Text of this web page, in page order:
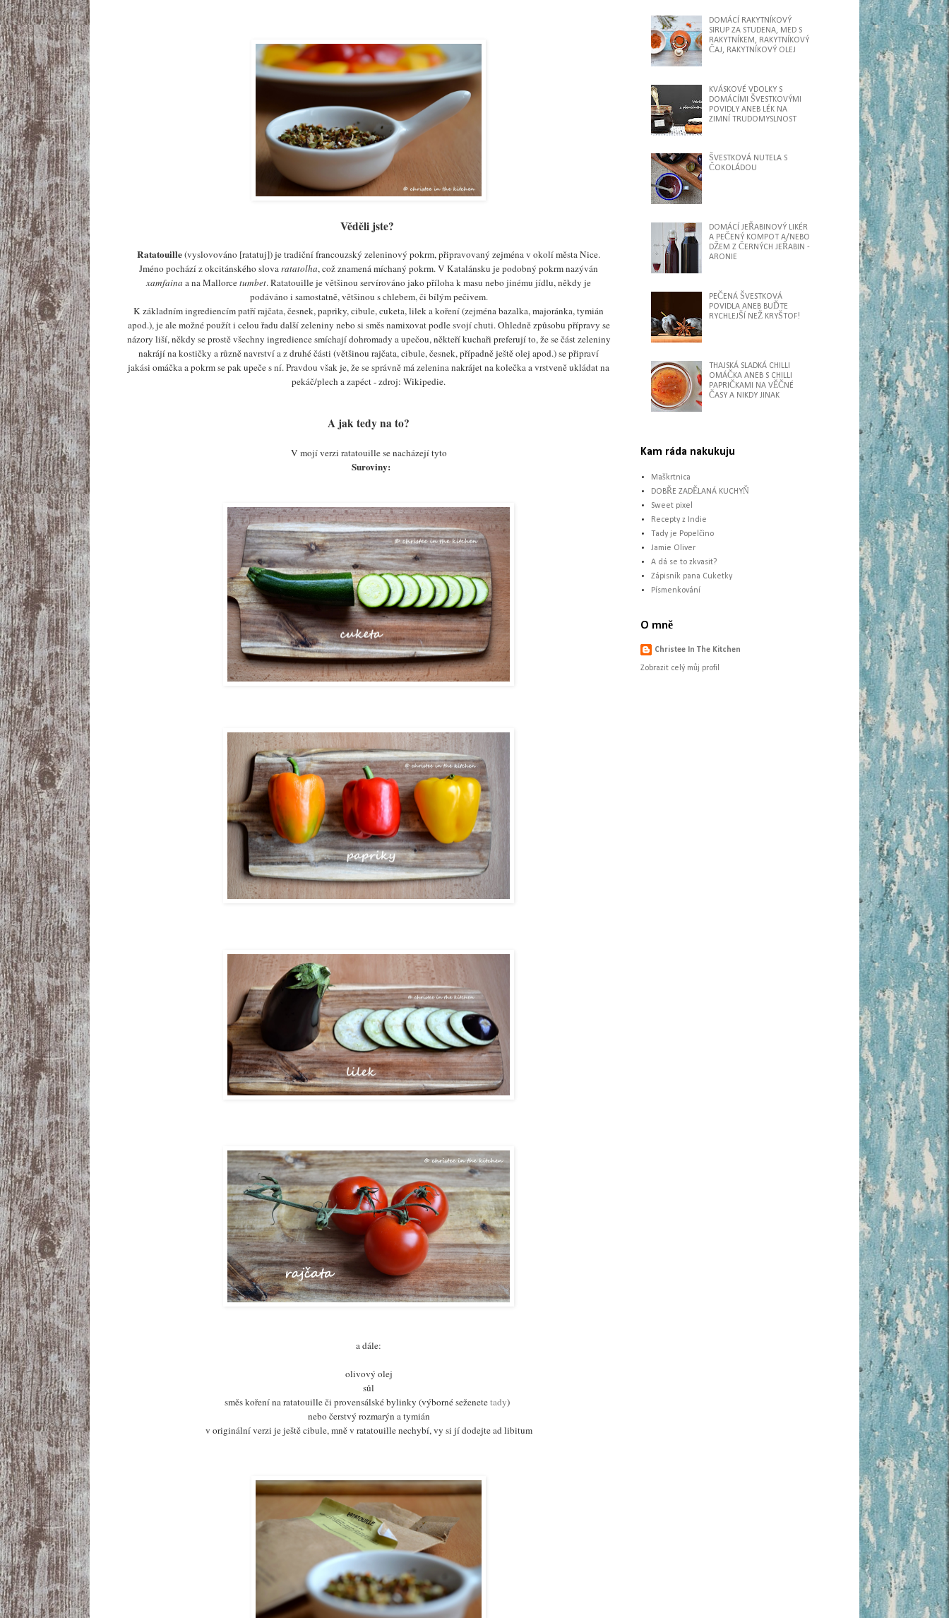
Věděli jste?
Ratatouille(vyslovováno [ratatuj]) je tradiční francouzský zeleninový pokrm, připravovaný zejména v okolí města Nice.
Jméno pochází z okcitánského slovaratatolha, což znamená míchaný pokrm. V Katalánsku je podobný pokrm nazýván
xamfaina a na Mallorcetumbet. Ratatouille je většinou servírováno jako příloha k masu nebo jinému jídlu, někdy je
podáváno i samostatně, většinou s chlebem, či bílým pečivem.
K základním ingrediencím patří rajčata, česnek, papriky, cibule, cuketa, lilek a koření (zejména bazalka, majoránka, tymián
apod.), je ale možné použít i celou řadu další zeleniny nebo si směs namixovat podle svojí chuti. Ohledně způsobu přípravy se
názory liší, někdy se prostě všechny ingredience smíchají dohromady a upečou, někteří kuchaři preferují to, že se část zeleniny
nakrájí na kostičky a různě navrství a z druhé části (většinou rajčata, cibule, česnek, případně ještě olej apod.) se připraví
jakási omáčka a pokrm se pak upeče s ní. Pravdou však je, že se správně má zelenina nakrájet na kolečka a vrstveně ukládat na
pekáč/plech a zapéct - zdroj: Wikipedie.
A jak tedy na to?
V mojí verzi ratatouille se nacházejí tyto
Suroviny:
a dále:
olivový olej
sůl
směs koření na ratatouille či provensálské bylinky (výborné seženetetady)
nebo čerstvý rozmarýn a tymián
v originální verzi je ještě cibule, mně v ratatouille nechybí, vy si jí dodejte ad libitum
DOMÁCÍ RAKYTNÍKOVÝ
SIRUP ZA STUDENA, MED S
RAKYTNÍKEM, RAKYTNÍKOVÝ
ČAJ, RAKYTNÍKOVÝ OLEJ
KVÁSKOVÉ VDOLKY S
DOMÁCÍMI ŠVESTKOVÝMI
POVIDLY ANEB LÉK NA
ZIMNÍ TRUDOMYSLNOST
ŠVESTKOVÁ NUTELA S
ČOKOLÁDOU
DOMÁCÍ JEŘABINOVÝ LIKÉR
A PEČENÝ KOMPOT A/NEBO
DŽEM Z ČERNÝCH JEŘABIN -
ARONIE
PEČENÁ ŠVESTKOVÁ
POVIDLA ANEB BUĎTE
RYCHLEJŠÍ NEŽ KRYŠTOF!
THAJSKÁ SLADKÁ CHILLI
OMÁČKA ANEB S CHILLI
PAPRIČKAMI NA VĚČNÉ
ČASY A NIKDY JINAK
Kam ráda nakukuju
Maškrtnica
DOBŘE ZADĚLANÁ KUCHYŇ
Sweet pixel
Recepty z Indie
Tady je Popelčino
Jamie Oliver
A dá se to zkvasit?
Zápisník pana Cuketky
Písmenkování
O mně
Christee In The Kitchen
Zobrazit celý můj profil